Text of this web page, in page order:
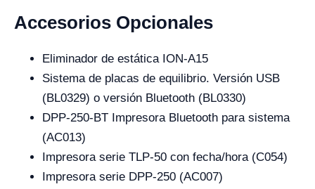
Accesorios Opcionales
Eliminador de estática ION-A15
Sistema de placas de equilibrio. Versión USB
(BL0329) o versión Bluetooth (BL0330)
DPP-250-BT Impresora Bluetooth para sistema
(AC013)
Impresora serie TLP-50 con fecha/hora (C054)
Impresora serie DPP-250 (AC007)